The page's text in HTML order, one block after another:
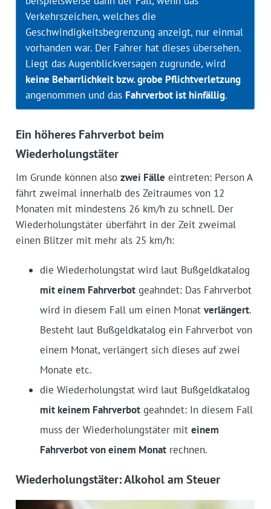
Verkehrszeichen, welches die
Geschwindigkeitsbegrenzung anzeigt, nur einmal
vorhanden war. Der Fahrer hat dieses übersehen.
Liegt das Augenblickversagen zugrunde, wird
keine Beharrlichkeit bzw. grobe Pflichtverletzung
angenommen und das Fahrverbot ist hinfällig.
Ein höheres Fahrverbot beim
Wiederholungstäter
Im Grunde können also zwei Fälle eintreten: Person A
fährt zweimal innerhalb des Zeitraumes von 12
Monaten mit mindestens 26 km/h zu schnell. Der
Wiederholungstäter überfährt in der Zeit zweimal
einen Blitzer mit mehr als 25 km/h:
die Wiederholungstat wird laut Bußgeldkatalog
mit einem Fahrverbotgeahndet: Das Fahrverbot
wird in diesem Fall um einen Monat verlängert.
Besteht laut Bußgeldkatalog ein Fahrverbot von
einem Monat, verlängert sich dieses auf zwei
Monate etc.
die Wiederholungstat wird laut Bußgeldkatalog
mit keinem Fahrverbotgeahndet: In diesem Fall
muss der Wiederholungstäter mit einem
Fahrverbot von einem Monatrechnen.
Wiederholungstäter: Alkohol am Steuer